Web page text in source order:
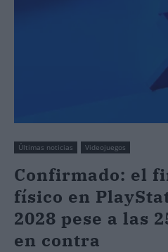
Últimas noticias Videojuegos
Confirmado: el
físico en
2028 pese a las
en contra